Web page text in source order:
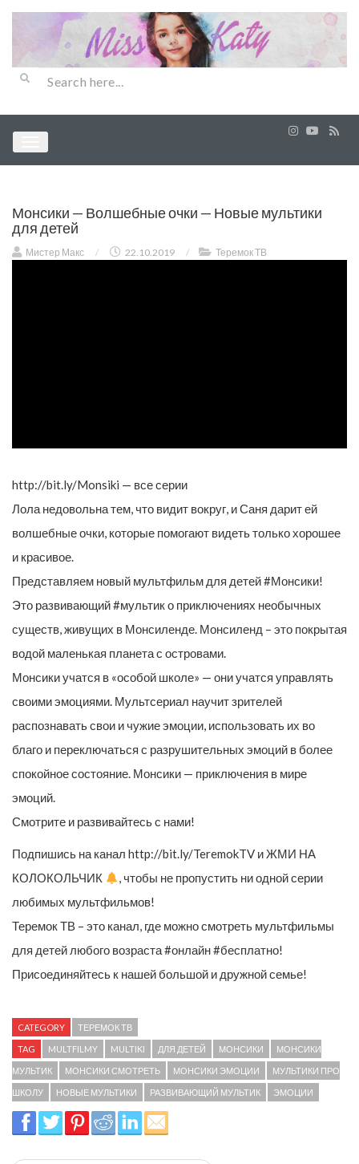
Монсики — Волшебные очки — Новые мультики
для детей
Мистер Макс / 22.10.2019 / Теремок ТВ
http://bit.ly/Monsiki — все серии
Лола недовольна тем, что видит вокруг, и Саня дарит ей
волшебные очки, которые помогают видеть только хорошее
и красивое.
Представляем новый мультфильм для детей #Монсики!
Это развивающий #мультик о приключениях необычных
существ, живущих в Монсиленде. Монсиленд – это покрытая
водой маленькая планета с островами.
Монсики учатся в «особой школе» — они учатся управлять
своими эмоциями. Мультсериал научит зрителей
распознавать свои и чужие эмоции, использовать их во
благо и переключаться с разрушительных эмоций в более
спокойное состояние. Монсики — приключения в мире
эмоций.
Смотрите и развивайтесь с нами!
Подпишись на канал http://bit.ly/TeremokTV и ЖМИ НА
КОЛОКОЛЬЧИК
, чтобы не пропустить ни одной серии
любимых мультфильмов!
Теремок ТВ – это канал, где можно смотреть мультфильмы
для детей любого возраста #онлайн #бесплатно!
Присоединяйтесь к нашей большой и дружной семье!
CATEGORY ТЕРЕМОК ТВ
TAG MULTFILMY MULTIKI ДЛЯ ДЕТЕЙ МОНСИКИ МОНСИКИ
МУЛЬТИК МОНСИКИ СМОТРЕТЬ МОНСИКИ ЭМОЦИИ МУЛЬТИКИ ПРО
ШКОЛУ НОВЫЕ МУЛЬТИКИ РАЗВИВАЮЩИЙ МУЛЬТИК ЭМОЦИИ